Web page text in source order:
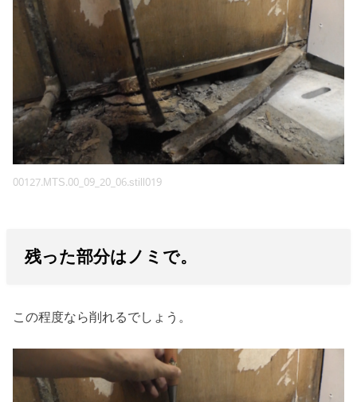
00127.MTS.00_09_20_06.still019
残った部分はノミで。
この程度なら削れるでしょう。